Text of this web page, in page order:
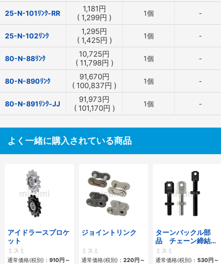
25-N-101ﾘﾝｸ-RR 1,181円
( 1,299円 ) 1個 -
25-N-102ﾘﾝｸ 1,295円
( 1,425円 ) 1個 -
80-N-88ﾘﾝｸ 10,725円
( 11,798円 ) 1個 -
80-N-890ﾘﾝｸ 91,670円
( 100,837円 ) 1個 -
80-N-891ﾘﾝｸ-JJ 91,973円
( 101,170円 ) 1個 -
よく一緒に購入されている商品
アイドラースプロケ
ット
ミスミ
通常価格(税別)： 910円～
ジョイントリンク
ミスミ
通常価格(税別)： 220円～
ターンバックル部
品 チェーン締結
用 スタンダードタ
イプ・ロングタイプ
ミスミ
通常価格(税別)： 530円～